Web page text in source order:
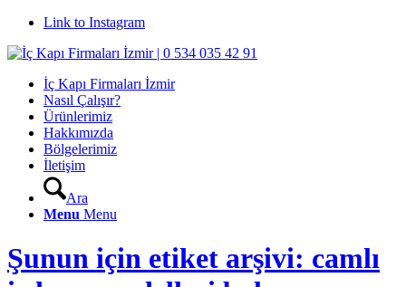
Link to Instagram
İç Kapı Firmaları İzmir
Nasıl Çalışır?
Ürünlerimiz
Hakkımızda
Bölgelerimiz
İletişim
Ara
Menu Menu
Şunun için etiket arşivi: camlı